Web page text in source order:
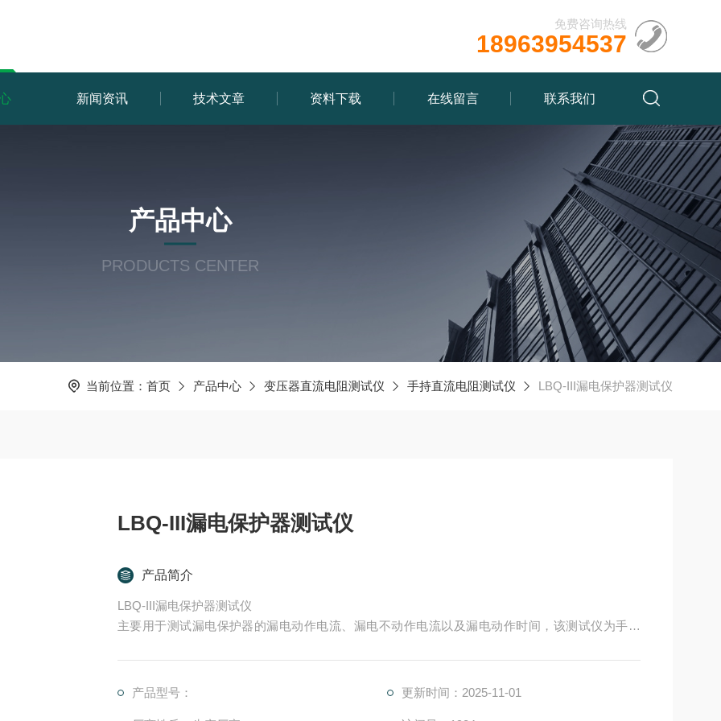
免费咨询热线
18963954537
新闻资讯 技术文章 资料下载 在线留言 联系我们
产品中心
PRODUCTS CENTER
当前位置： 首页 产品中心 变压器直流电阻测试仪 手持直流电阻测试仪 LBQ-III漏电保护器测试仪
LBQ-III漏电保护器测试仪
产品简介
LBQ-III漏电保护器测试仪
主要用于测试漏电保护器的漏电动作电流、漏电不动作电流以及漏电动作时间，该测试仪为手持
产品型号： 更新时间：2025-11-01